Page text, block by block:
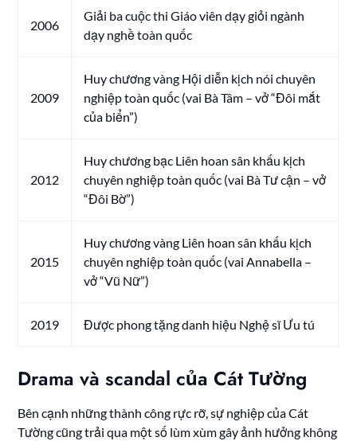
2006
Giải ba cuộc thi Giáo viên dạy giỏi ngành
dạy nghề toàn quốc
2009
Huy chương vàng Hội diễn kịch nói chuyên
nghiệp toàn quốc (vai Bà Tâm – vở “Đôi mắt
của biển”)
2012
Huy chương bạc Liên hoan sân khấu kịch
chuyên nghiệp toàn quốc (vai Bà Tư cận – vở
“Đôi Bờ”)
2015
Huy chương vàng Liên hoan sân khấu kịch
chuyên nghiệp toàn quốc (vai Annabella –
vở “Vũ Nữ”)
2019 Được phong tặng danh hiệu Nghệ sĩ Ưu tú
Drama và scandal của Cát Tường
Bên cạnh những thành công rực rỡ, sự nghiệp của Cát
Tường cũng trải qua một số lùm xùm gây ảnh hưởng không